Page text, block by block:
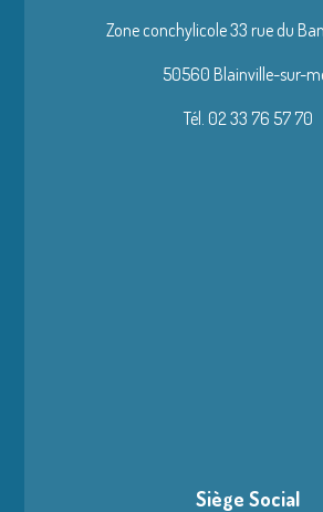
Zone conchylicole 33 rue du
50560 Blainville-sur-
Tél. 02 33 76 57 70
Siège Social